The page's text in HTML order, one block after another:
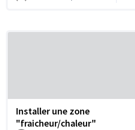
Installer une zone
"fraicheur/chaleur"